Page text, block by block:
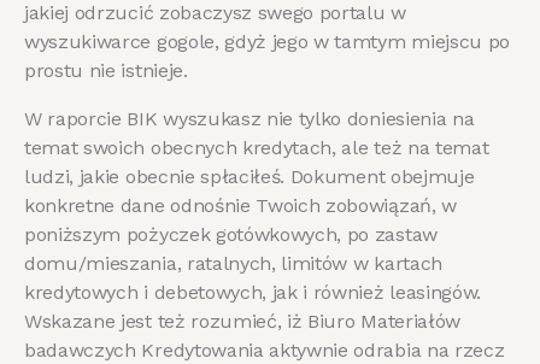
jakiej odrzucić zobaczysz swego portalu w
wyszukiwarce gogole, gdyż jego w tamtym miejscu po
prostu nie istnieje.
W raporcie BIK wyszukasz nie tylko doniesienia na
temat swoich obecnych kredytach, ale też na temat
ludzi, jakie obecnie spłaciłeś. Dokument obejmuje
konkretne dane odnośnie Twoich zobowiązań, w
poniższym pożyczek gotówkowych, po zastaw
domu/mieszania, ratalnych, limitów w kartach
kredytowych i debetowych, jak i również leasingów.
Wskazane jest też rozumieć, iż Biuro Materiałów
badawczych Kredytowania aktywnie odrabia na rzecz